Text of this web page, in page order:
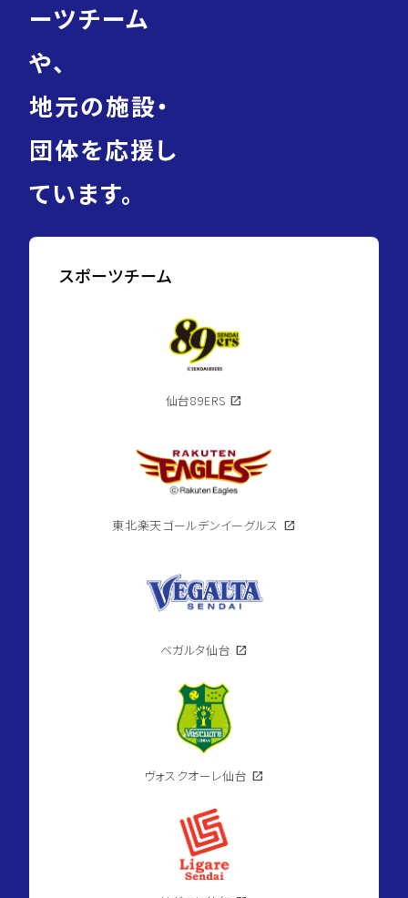
ーツチーム
や、
地元の施設・
団体を応援し
ています。
スポーツチーム
仙台89ERS open_in_new
東北楽天ゴールデンイーグルス open_in_new
ベガルタ仙台 open_in_new
ヴォスクオーレ仙台 open_in_new